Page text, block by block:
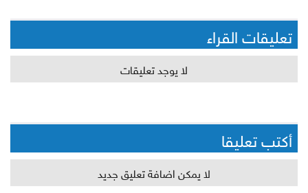
تعليقات القراء
لا يوجد تعليقات
أكتب تعليقا
لا يمكن اضافة تعليق جديد